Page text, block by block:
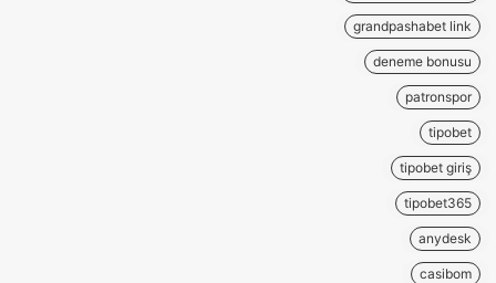
grandpashabet link
deneme bonusu
patronspor
tipobet
tipobet giriş
tipobet365
anydesk
casibom